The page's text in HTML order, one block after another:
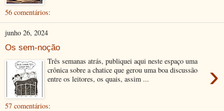
56 comentários:
junho 26, 2024
Os sem-noção
›
Três semanas atrás, publiquei aqui neste espaço uma
crônica sobre a chatice que gerou uma boa discussão
entre os leitores, os quais, assim ...
57 comentários: